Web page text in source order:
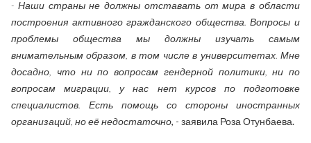
- Наши страны не должны отставать от мира в области
построения активного гражданского общества. Вопросы и
проблемы общества мы должны изучать самым
внимательным образом, в том числе в университетах. Мне
досадно, что ни по вопросам гендерной политики, ни по
вопросам миграции, у нас нет курсов по подготовке
специалистов. Есть помощь со стороны иностранных
организаций, но её недостаточно, - заявила Роза Отунбаева.